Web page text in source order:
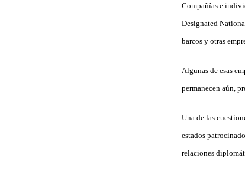
Compañías e
Designated
barcos y otras
Algunas de esas
permanecen aún,
Una de las
estados
relaciones